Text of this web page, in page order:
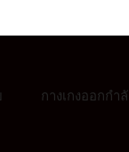
กางเกงออกกำ